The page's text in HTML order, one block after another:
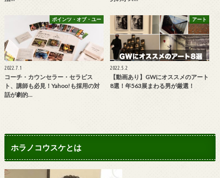
ポインツ・オブ・ユー
2022.7.1
コーチ・カウンセラー・セラピス
ト、講師も必見！Yahoo!も採用の対
話が劇的…
アート
2022.5.2
【動画あり】GWにオススメのアート
8選！年563展まわる男が厳選！
ホラノコウスケとは